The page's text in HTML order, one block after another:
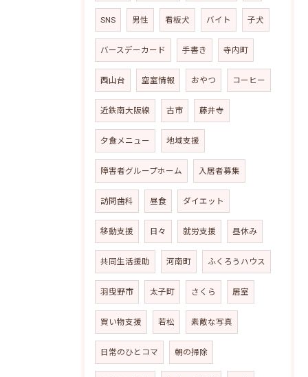
SNS 男性 看板犬 バイト 子犬
バースデーカード 手書き 寺内町
西山台 空室情報 おやつ コーヒー
近鉄南大阪線 古市 藤井寺
夕食メニュー 地域支援
障害者グループホーム 入居者募集
訪問歯科 昼食 ダイエット
移動支援 日々 就労支援 昼休み
共同生活援助 河南町 ふくろうハウス
羽曳野市 太子町 さくら 居室
買い物支援 若松 素敵な写真
日常のひとコマ 朝の掃除